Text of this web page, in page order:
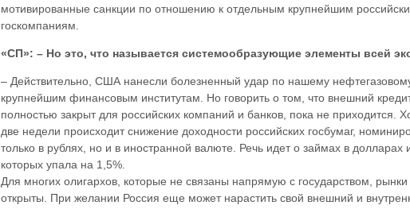
мотивированные санкции по отношению к отдельным крупнейшим
госкомпаниям.
«СП»: – Но это, что называется системообразующие элементы всей
– Действительно, США нанесли болезненный удар по нашему
крупнейшим финансовым институтам. Но говорить о том, что внешний
полностью закрыт для российских компаний и банков, пока не приходится.
две недели происходит снижение доходности российских госбумаг,
только в рублях, но и в иностранной валюте. Речь идет о займах в долларах
которых упала на 1,5%.
Для многих олигархов, которые не связаны напрямую с государством,
открыты. При желании Россия еще может нарастить свой внешний и